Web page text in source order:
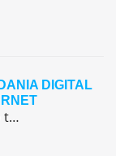
DIGITAL
Vivemos conectados o tempo todo — assistindo vídeos, jogando online, conversando com amigos e descobrindo novidades nas redes sociais. Mas será que sabemos usar tudo isso com segurança e consciência? 🤔. Este quiz interativo sobre Cidadania Digital foi criado para ajudar você a refletir sobre o uso responsável da internet, das redes sociais e dos […]